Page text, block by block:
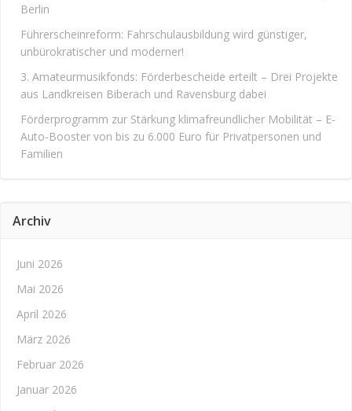
Berlin
Führerscheinreform: Fahrschulausbildung wird günstiger,
unbürokratischer und moderner!
3. Amateurmusikfonds: Förderbescheide erteilt – Drei Projekte
aus Landkreisen Biberach und Ravensburg dabei
Förderprogramm zur Stärkung klimafreundlicher Mobilität – E-
Auto-Booster von bis zu 6.000 Euro für Privatpersonen und
Familien
Archiv
Juni 2026
Mai 2026
April 2026
März 2026
Februar 2026
Januar 2026